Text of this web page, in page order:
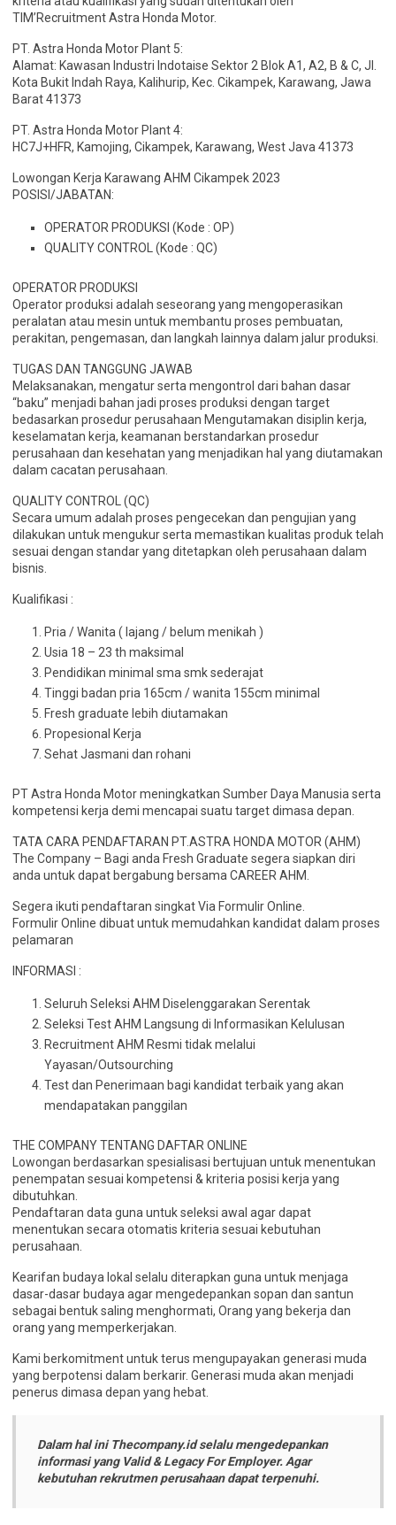
TIM’Recruitment Astra Honda Motor.
PT. Astra Honda Motor Plant 5:
Alamat: Kawasan Industri Indotaise Sektor 2 Blok A1, A2, B & C, Jl.
Kota Bukit Indah Raya, Kalihurip, Kec. Cikampek, Karawang, Jawa
Barat 41373
PT. Astra Honda Motor Plant 4:
HC7J+HFR, Kamojing, Cikampek, Karawang, West Java 41373
Lowongan Kerja Karawang AHM Cikampek 2023
POSISI/JABATAN:
OPERATOR PRODUKSI (Kode : OP)
QUALITY CONTROL (Kode : QC)
OPERATOR PRODUKSI
Operator produksi adalah seseorang yang mengoperasikan
peralatan atau mesin untuk membantu proses pembuatan,
perakitan, pengemasan, dan langkah lainnya dalam jalur produksi.
TUGAS DAN TANGGUNG JAWAB
Melaksanakan, mengatur serta mengontrol dari bahan dasar
“baku” menjadi bahan jadi proses produksi dengan target
bedasarkan prosedur perusahaan Mengutamakan disiplin kerja,
keselamatan kerja, keamanan berstandarkan prosedur
perusahaan dan kesehatan yang menjadikan hal yang diutamakan
dalam cacatan perusahaan.
QUALITY CONTROL (QC)
Secara umum adalah proses pengecekan dan pengujian yang
dilakukan untuk mengukur serta memastikan kualitas produk telah
sesuai dengan standar yang ditetapkan oleh perusahaan dalam
bisnis.
Kualifikasi :
Pria / Wanita ( lajang / belum menikah )
Usia 18 – 23 th maksimal
Pendidikan minimal sma smk sederajat
Tinggi badan pria 165cm / wanita 155cm minimal
Fresh graduate lebih diutamakan
Propesional Kerja
Sehat Jasmani dan rohani
PT Astra Honda Motor meningkatkan Sumber Daya Manusia serta
kompetensi kerja demi mencapai suatu target dimasa depan.
TATA CARA PENDAFTARAN PT.ASTRA HONDA MOTOR (AHM)
The Company – Bagi anda Fresh Graduate segera siapkan diri
anda untuk dapat bergabung bersama CAREER AHM.
Segera ikuti pendaftaran singkat Via Formulir Online.
Formulir Online dibuat untuk memudahkan kandidat dalam proses
pelamaran
INFORMASI :
Seluruh Seleksi AHM Diselenggarakan Serentak
Seleksi Test AHM Langsung di Informasikan Kelulusan
Recruitment AHM Resmi tidak melalui
Yayasan/Outsourching
Test dan Penerimaan bagi kandidat terbaik yang akan
mendapatakan panggilan
THE COMPANY TENTANG DAFTAR ONLINE
Lowongan berdasarkan spesialisasi bertujuan untuk menentukan
penempatan sesuai kompetensi & kriteria posisi kerja yang
dibutuhkan.
Pendaftaran data guna untuk seleksi awal agar dapat
menentukan secara otomatis kriteria sesuai kebutuhan
perusahaan.
Kearifan budaya lokal selalu diterapkan guna untuk menjaga
dasar-dasar budaya agar mengedepankan sopan dan santun
sebagai bentuk saling menghormati, Orang yang bekerja dan
orang yang memperkerjakan.
Kami berkomitment untuk terus mengupayakan generasi muda
yang berpotensi dalam berkarir. Generasi muda akan menjadi
penerus dimasa depan yang hebat.
Dalam hal iniThecompany.idselalu mengedepankan
informasi yang Valid & Legacy For Employer. Agar
kebutuhan rekrutmen perusahaan dapat terpenuhi.